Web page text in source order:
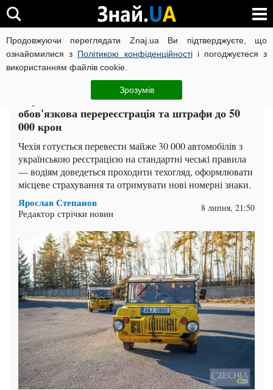
Продовжуючи переглядати Znaj.ua Ви підтверджуєте, що
ознайомилися з Політикою конфіденційностіі погоджуєтеся з
використанням файлів cookie.
Зрозумів
ВІЙНА РОСІЇ ПРОТИ УКРАЇНИ КОРОНАВІРУС В УКРАЇНІ
Auto.Знай ЧИТАТЬ НА РУССКОМ
Українські авто в Чехії позбавлять пільг:
обов'язкова перереєстрація та штрафи до 50
000 крон
Чехія готується перевести майже 30 000 автомобілів з
українською реєстрацією на стандартні чеські правила
— водіям доведеться проходити техогляд, оформлювати
місцеве страхування та отримувати нові номерні знаки.
Ярослав Степанов
Редактор стрічки новин 8 липня, 21:50